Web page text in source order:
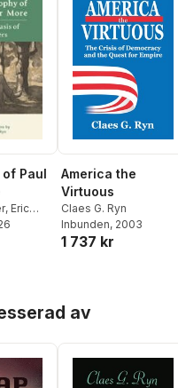
Paul
, Eric
Ryn
America the
Virtuous
Claes G. Ryn
Inbunden, 2003
1 737 kr
av